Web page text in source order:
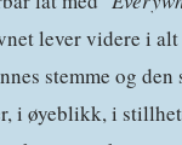
lever videre i
stemme og
i øyeblikk, i